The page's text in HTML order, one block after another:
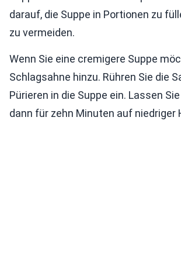
darauf, die Suppe in Portionen zu
zu vermeiden.
Wenn Sie eine cremigere Suppe
Schlagsahne hinzu. Rühren Sie die
Pürieren in die Suppe ein. Lassen
dann für zehn Minuten auf niedriger